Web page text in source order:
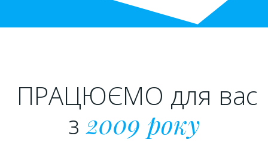
ПРАЦЮЄМО для вас
з2009 року